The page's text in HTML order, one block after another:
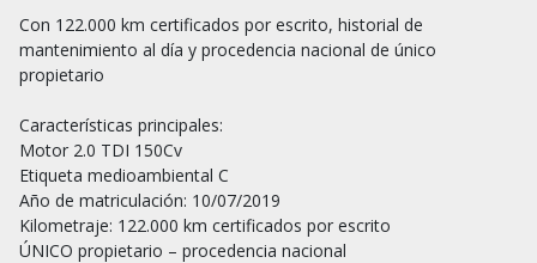
Con 122.000 km certificados por escrito, historial de
mantenimiento al día y procedencia nacional de único
propietario
Características principales:
Motor 2.0 TDI 150Cv
Etiqueta medioambiental C
Año de matriculación: 10/07/2019
Kilometraje: 122.000 km certificados por escrito
ÚNICO propietario – procedencia nacional